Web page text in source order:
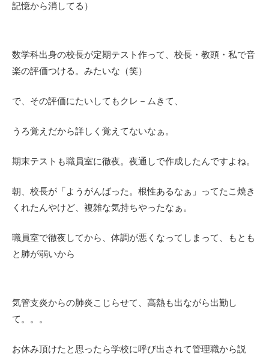
記憶から消してる）
数学科出身の校長が定期テスト作って、校長・教頭・私で音
楽の評価つける。みたいな（笑）
で、その評価にたいしてもクレ－ムきて、
うろ覚えだから詳しく覚えてないなぁ。
期末テストも職員室に徹夜。夜通しで作成したんですよね。
朝、校長が「ようがんばった。根性あるなぁ」ってたこ焼き
くれたんやけど、複雑な気持ちやったなぁ。
職員室で徹夜してから、体調が悪くなってしまって、もとも
と肺が弱いから
気管支炎からの肺炎こじらせて、高熱も出ながら出勤し
て。。。
お休み頂けたと思ったら学校に呼び出されて管理職から説